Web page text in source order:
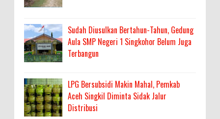
Sudah Diusulkan Bertahun-Tahun, Gedung
Aula SMP Negeri 1 Singkohor Belum Juga
Terbangun
LPG Bersubsidi Makin Mahal, Pemkab
Aceh Singkil Diminta Sidak Jalur
Distribusi